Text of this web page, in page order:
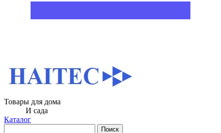
Товары для дома
И сада
Каталог
Поиск